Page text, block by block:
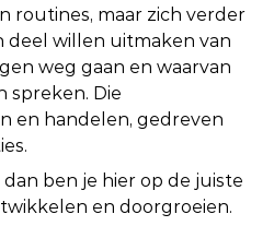
routines, maar zich verder
willen uitmaken van
weg gaan en waarvan
spreken. Die
en handelen, gedreven
ben je hier op de juiste
en doorgroeien.